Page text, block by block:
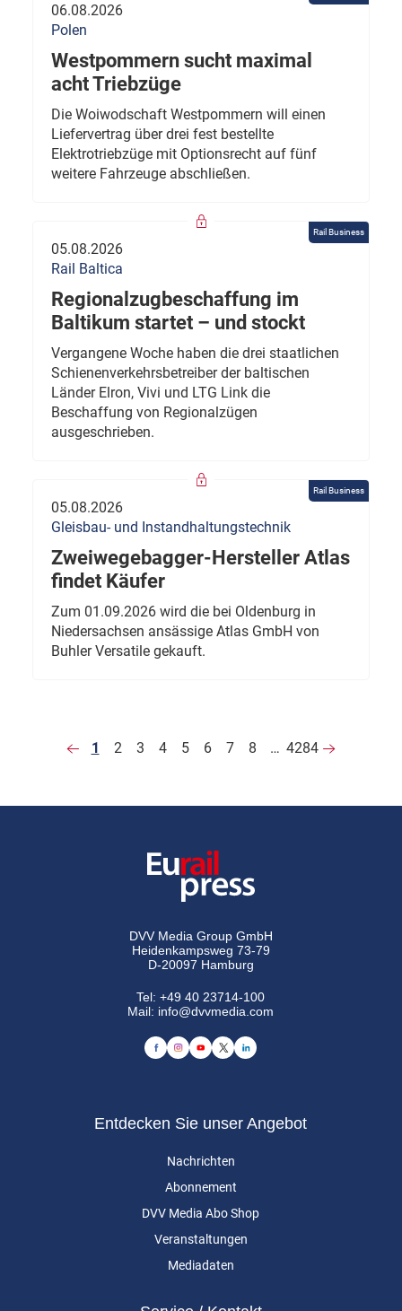
06.08.2026
Polen
Westpommern sucht maximal
acht Triebzüge
Die Woiwodschaft Westpommern will einen
Liefervertrag über drei fest bestellte
Elektrotriebzüge mit Optionsrecht auf fünf
weitere Fahrzeuge abschließen.
Rail Business
05.08.2026
Rail Baltica
Regionalzugbeschaffung im
Baltikum startet – und stockt
Vergangene Woche haben die drei staatlichen
Schienenverkehrsbetreiber der baltischen
Länder Elron, Vivi und LTG Link die
Beschaffung von Regionalzügen
ausgeschrieben.
Rail Business
05.08.2026
Gleisbau- und Instandhaltungstechnik
Zweiwegebagger-Hersteller Atlas
findet Käufer
Zum 01.09.2026 wird die bei Oldenburg in
Niedersachsen ansässige Atlas GmbH von
Buhler Versatile gekauft.
1 2 3 4 5 6 7 8 … 4284
DVV Media Group GmbH
Heidenkampsweg 73-79
D-20097 Hamburg
Tel:+49 40 23714-100
Mail: info@dvvmedia.com
Entdecken Sie unser Angebot
Nachrichten
Abonnement
DVV Media Abo Shop
Veranstaltungen
Mediadaten